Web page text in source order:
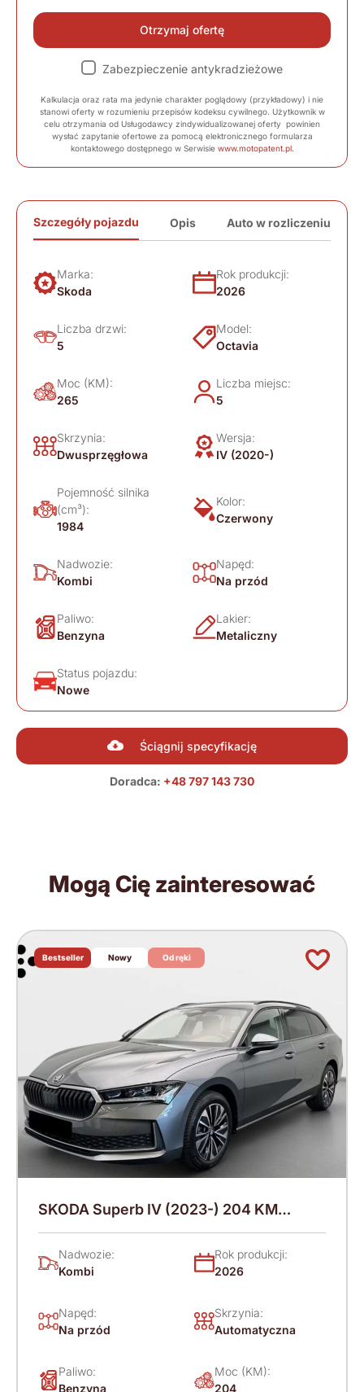
Otrzymaj ofertę
Zabezpieczenie antykradzieżowe
Kalkulacja oraz rata ma jedynie charakter poglądowy (przykładowy) i nie
stanowi oferty w rozumieniu przepisów kodeksu cywilnego. Użytkownik w
celu otrzymania od Usługodawcy zindywidualizowanej oferty powinien
wysłać zapytanie ofertowe za pomocą elektronicznego formularza
kontaktowego dostępnego w Serwisie www.motopatent.pl.
Szczegóły pojazdu Opis Auto w rozliczeniu
Marka:
Skoda
Rok produkcji:
2026
Liczba drzwi:
5
Model:
Octavia
Moc (KM):
265
Liczba miejsc:
5
Skrzynia:
Dwusprzęgłowa
Wersja:
IV (2020-)
Pojemność silnika
(cm³):
1984
Kolor:
Czerwony
Nadwozie:
Kombi
Napęd:
Na przód
Paliwo:
Benzyna
Lakier:
Metaliczny
Status pojazdu:
Nowe
Ściągnij specyfikację
Doradca: +48 797 143 730
Mogą Cię zainteresować
Bestseller Nowy Od ręki
SKODA Superb IV (2023-) 204 KM
(2026)
Nadwozie:
Kombi
Rok produkcji:
2026
Napęd:
Na przód
Skrzynia:
Automatyczna
Paliwo:
Benzyna
Moc (KM):
204